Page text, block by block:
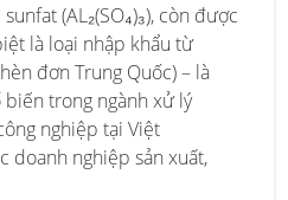
(AL₂(SO₄)₃), còn được
là loại nhập khẩu từ
đơn Trung Quốc) – là
trong ngành xử lý
nghiệp tại Việt
doanh nghiệp sản xuất,